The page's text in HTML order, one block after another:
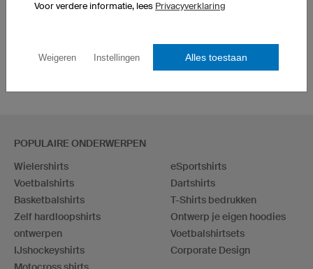
POPULAIRE ONDERWERPEN
Wielershirts
Voetbalshirts
Basketbalshirts
Zelf hardloopshirts
ontwerpen
IJshockeyshirts
eSportshirts
Dartshirts
T-Shirts bedrukken
Ontwerp je eigen hoodies
Voetbalshirtsets
Corporate Design
Voor verdere informatie, lees Privacyverklaring
Weigeren Instellingen Alles toestaan